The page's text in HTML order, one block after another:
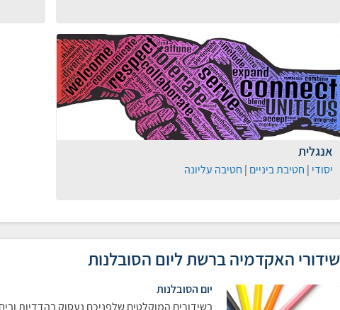
אנגלית
יסודי | חטיבת ביניים | חטיבה עליונה
שידורי האקדמיה ברשת ליום הסובלנות
יום הסובלנות
בשידורים המוקלטים שלפניכם נעסוק בהדדיות